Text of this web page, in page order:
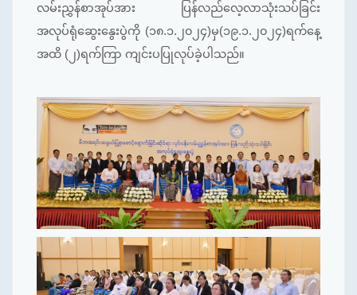
လမ်းညွှန်စာအုပ်အား ပြန်လည်လေ့လာသုံးသပ်ခြင်း
အလုပ်ရုံဆွေးနွေးပွဲကို (၁၈.၁.၂၀၂၄)မှ(၁၉.၁.၂၀၂၄)ရက်နေ့
အထိ (၂)ရက်ကြာ ကျင်းပပြုလုပ်ခဲ့ပါသည်။